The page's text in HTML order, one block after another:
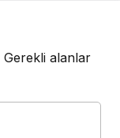
Gerekli alanlar